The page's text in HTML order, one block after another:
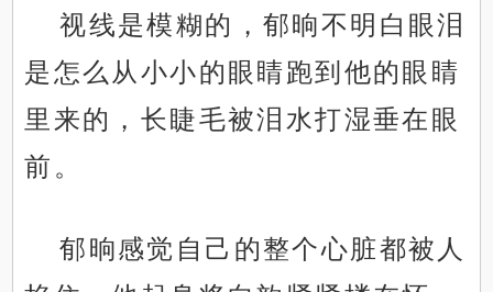
视线是模糊的，郁晌不明白眼泪
是怎么从小小的眼睛跑到他的眼睛
里来的，长睫毛被泪水打湿垂在眼
前。
郁晌感觉自己的整个心脏都被人